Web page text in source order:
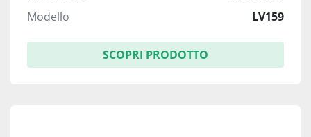
Modello
LV159
SCOPRI PRODOTTO